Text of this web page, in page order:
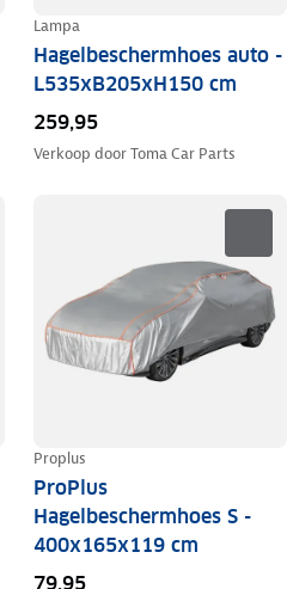
Lampa
Hagelbeschermhoes auto -
L535xB205xH150 cm
259,95
Verkoop doorToma Car Parts
Proplus
ProPlus
Hagelbeschermhoes S -
400x165x119 cm
79,95